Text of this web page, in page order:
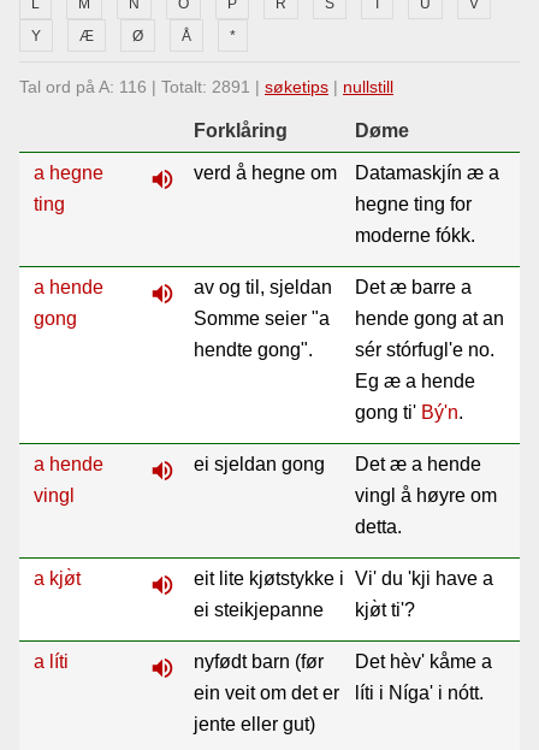
Y
Æ Ø Å *
Tal ord på A: 116 | Totalt: 2891 | søketips | nullstill
Forklåring Døme
a hegne
ting
volume_up verd å hegne om
Datamaskjín æ a
hegne ting for
moderne fókk.
a hende
gong
volume_up
av og til, sjeldan
Somme seier "a
hendte gong".
Det æ barre a
hende gong at an
sér stórfugl'e no.
Eg æ a hende
gong ti' Bý'n.
a hende
vingl
volume_up ei sjeldan gong
Det æ a hende
vingl å høyre om
detta.
a kjø̀t volume_up
eit lite kjøtstykke i
ei steikjepanne
Vi' du 'kji have a
kjø̀t ti'?
a líti volume_up
nyfødt barn (før
ein veit om det er
jente eller gut)
Det hèv' kåme a
líti i Níga' i nótt.
Lenkjer
oss